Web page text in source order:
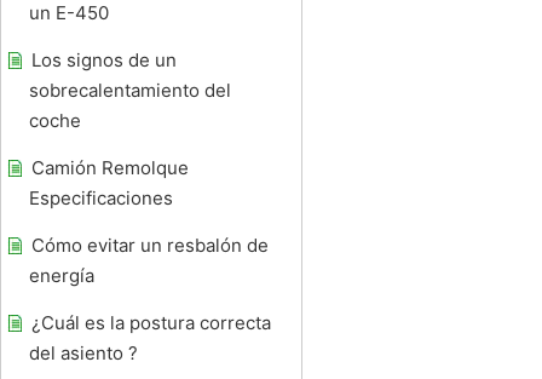
un E-450
Los signos de un
sobrecalentamiento del
coche
Camión Remolque
Especificaciones
Cómo evitar un resbalón de
energía
¿Cuál es la postura correcta
del asiento ?